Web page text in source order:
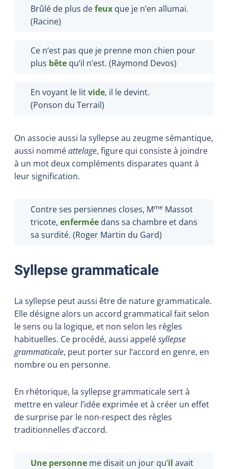
Brûlé de plus defeux que je n’en allumai.
(Racine)
Ce n’est pas que je prenne mon chien pour
plus bête qu’il n’est. (Raymond Devos)
En voyant le litvide, il le devint.
(Ponson du Terrail)
On associe aussi la syllepse au zeugme sémantique,
aussi nomméattelage, figure qui consiste à joindre
à un mot deux compléments disparates quant à
leur signification.
Contre ses persiennes closes, Mme Massot
tricote, enfermée dans sa chambre et dans
sa surdité. (Roger Martin du Gard)
Syllepse grammaticale
La syllepse peut aussi être de nature grammaticale.
Elle désigne alors un accord grammatical fait selon
le sens ou la logique, et non selon les règles
habituelles. Ce procédé, aussi appelésyllepse
grammaticale, peut porter sur l’accord en genre, en
nombre ou en personne.
En rhétorique, la syllepse grammaticale sert à
mettre en valeur l’idée exprimée et à créer un effet
de surprise par le non-respect des règles
traditionnelles d’accord.
Une personne me disait un jour qu’il avait